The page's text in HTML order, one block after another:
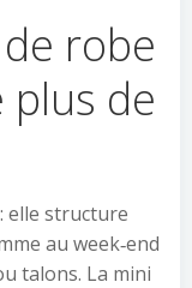
robe
de
elle structure
au week‑end
talons. La mini